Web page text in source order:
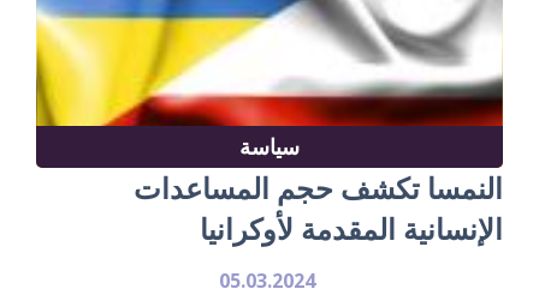
سياسة
النمسا تكشف حجم المساعدات
الإنسانية المقدمة لأوكرانيا
05.03.2024